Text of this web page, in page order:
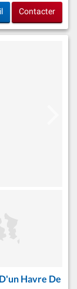
Contacter
Havre De